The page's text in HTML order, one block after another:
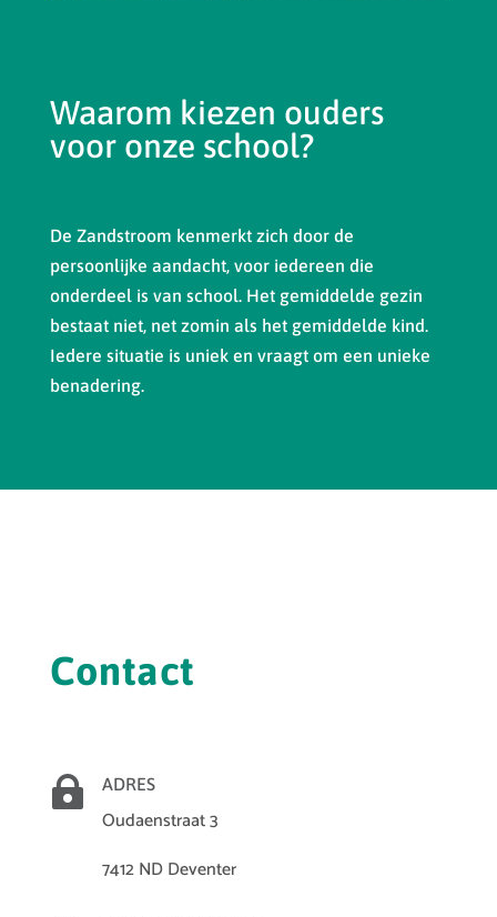
Waarom kiezen ouders
voor onze school?
De Zandstroom kenmerkt zich door de
persoonlijke aandacht, voor iedereen die
onderdeel is van school. Het gemiddelde gezin
bestaat niet, net zomin als het gemiddelde kind.
Iedere situatie is uniek en vraagt om een unieke
benadering.
Contact
 ADRES
Oudaenstraat 3
7412 ND Deventer